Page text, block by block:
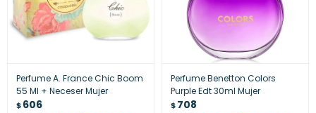
Perfume A. France Chic Boom
55 Ml + Neceser Mujer
$606
Perfume Benetton Colors
Purple Edt 30ml Mujer
$708